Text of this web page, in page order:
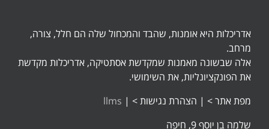
אדריכלות היא אומנות, שהבד והמכחול שלה הם חלל, צורה,
מרחב.
אלה שבשונה מאמנות שמקדשת אסתטיקה, אדריכלות מקדשת
את הפונקציונליות, את השימושי.
מפת אתר > | הצהרת נגישות > |
llms
שלמה בן יוסף 9, חיפה